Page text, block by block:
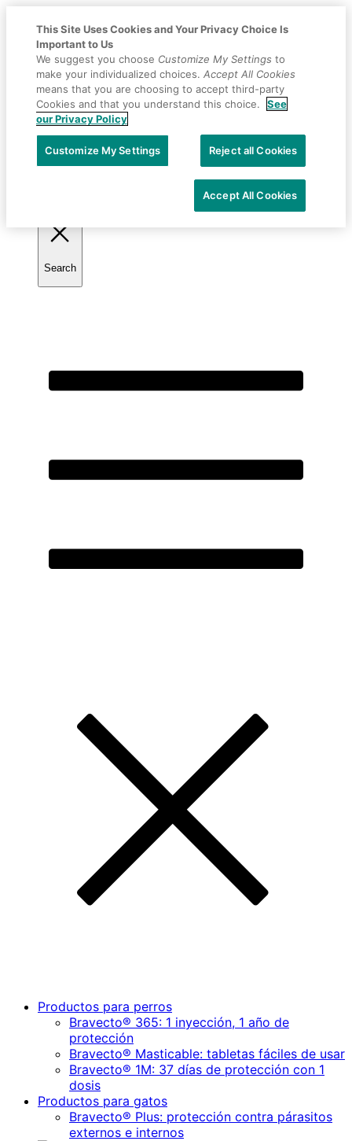
Placeholder
Anchor
Content Selecciona tu país
Search
Toggle
Productos para perros
Bravecto® 365: 1 inyección, 1 año de
protección
Bravecto® Masticable: tabletas fáciles de usar
Bravecto® 1M: 37 días de protección con 1
dosis
Productos para gatos
Bravecto® Plus: protección contra párasitos
externos e internos
This Site Uses Cookies and Your Privacy Choice Is
Important to Us
We suggest you choose Customize My Settings to
make your individualized choices. Accept All Cookies
means that you are choosing to accept third-party
Cookies and that you understand this choice.
See
our Privacy Policy
Customize My Settings Reject all Cookies
Accept All Cookies